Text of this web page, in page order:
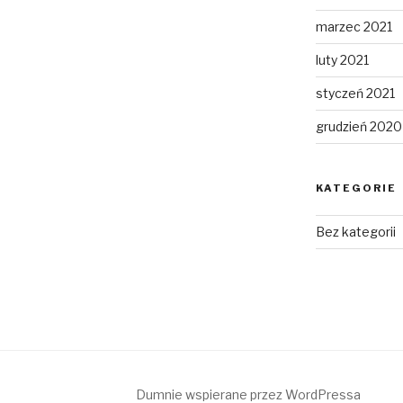
marzec 2021
luty 2021
styczeń 2021
grudzień 2020
KATEGORIE
Bez kategorii
Dumnie wspierane przez WordPressa